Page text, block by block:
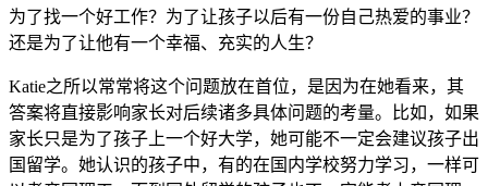
为了找一个好工作？为了让孩子以后有一份自己热爱的事业？
还是为了让他有一个幸福、充实的人生？
Katie之所以常常将这个问题放在首位，是因为在她看来，其
答案将直接影响家长对后续诸多具体问题的考量。比如，如果
家长只是为了孩子上一个好大学，她可能不一定会建议孩子出
国留学。她认识的孩子中，有的在国内学校努力学习，一样可